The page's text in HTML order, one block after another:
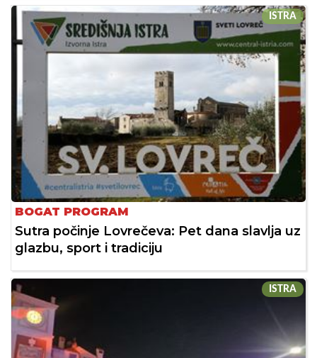
ISTRA
BOGAT PROGRAM
Sutra počinje Lovrečeva: Pet dana slavlja uz
glazbu, sport i tradiciju
ISTRA